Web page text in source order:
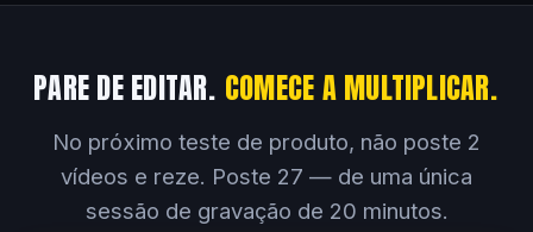
PARE DE EDITAR. COMECE A MULTIPLICAR.
No próximo teste de produto, não poste 2
vídeos e reze. Poste 27 — de uma única
sessão de gravação de 20 minutos.